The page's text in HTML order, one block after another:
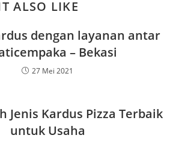
ALSO LIKE
dengan layanan antar
– Bekasi
27 Mei 2021
Jenis Kardus Pizza Terbaik
untuk Usaha